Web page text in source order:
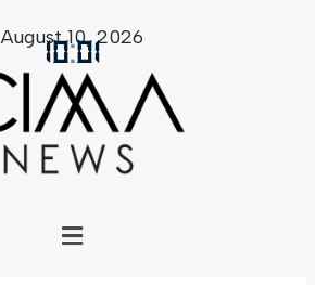
10:01
August 10, 2026